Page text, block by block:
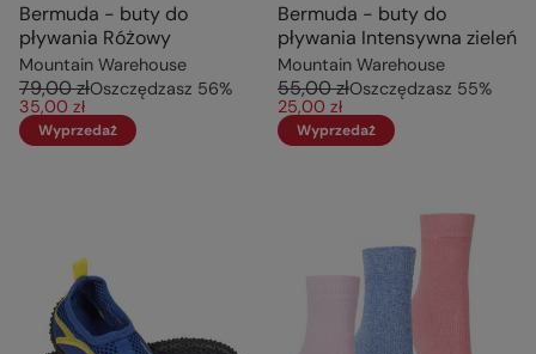
Bermuda - buty do
pływania Różowy
Mountain Warehouse
79,00 złOszczędzasz 56%
35,00 zł
Wyprzedaż
Bermuda - buty do
pływania Intensywna zieleń
Mountain Warehouse
55,00 złOszczędzasz 55%
25,00 zł
Wyprzedaż